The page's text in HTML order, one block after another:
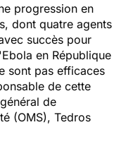
progression en
dont quatre agents
succès pour
en République
sont pas efficaces
de cette
de
(OMS), Tedros